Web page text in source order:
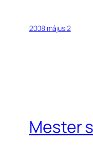
2008 május 2
Mester